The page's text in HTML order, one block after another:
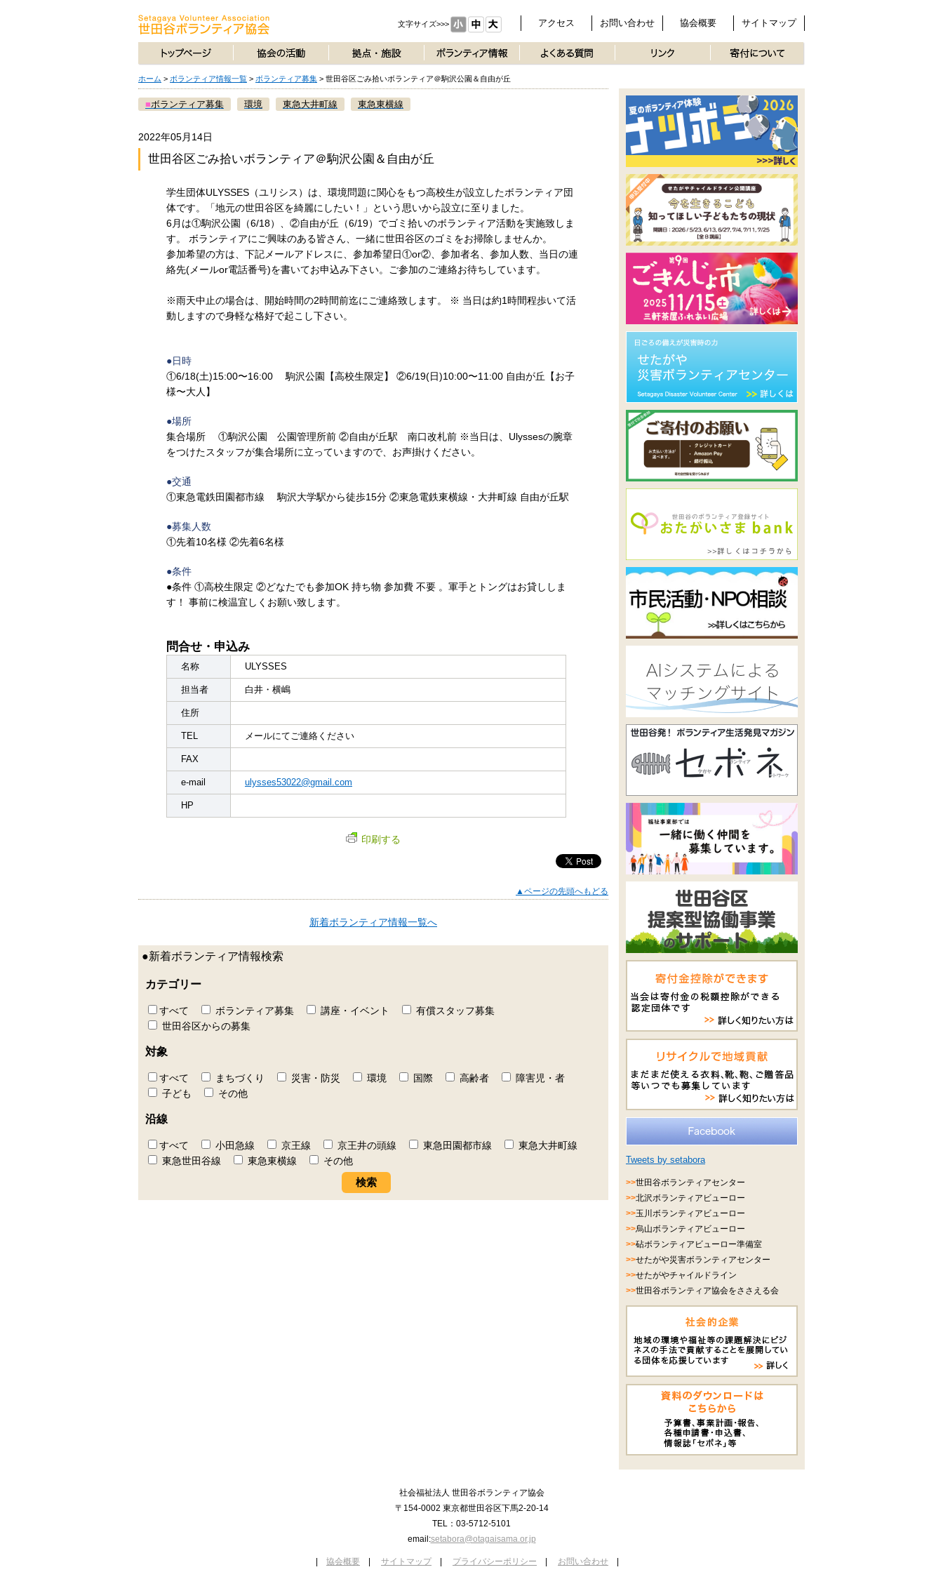
サイトマップ
協会概要
お問い合わせ
アクセス
文字サイズ>>>
ホーム > ボランティア情報一覧 > ボランティア募集 > 世田谷区ごみ拾いボランティア＠駒沢公園＆自由が丘
■ボランティア募集 環境 東急大井町線 東急東横線
2022年05月14日
世田谷区ごみ拾いボランティア＠駒沢公園＆自由が丘
学生団体ULYSSES（ユリシス）は、環境問題に関心をもつ高校生が設立したボランティア団
体です。「地元の世田谷区を綺麗にしたい！」という思いから設立に至りました。
6月は①駒沢公園（6/18）、②自由が丘（6/19）でゴミ拾いのボランティア活動を実施致しま
す。 ボランティアにご興味のある皆さん、一緒に世田谷区のゴミをお掃除しませんか。
参加希望の方は、下記メールアドレスに、参加希望日①or②、参加者名、参加人数、当日の連
絡先(メールor電話番号)を書いてお申込み下さい。ご参加のご連絡お待ちしています。
※雨天中止の場合は、開始時間の2時間前迄にご連絡致します。 ※ 当日は約1時間程歩いて活
動しますので身軽な格好で起こし下さい。
●日時
①6/18(土)15:00〜16:00 駒沢公園【高校生限定】 ②6/19(日)10:00〜11:00 自由が丘【お子
様〜大人】
●場所
集合場所 ①駒沢公園 公園管理所前 ②自由が丘駅 南口改札前 ※当日は、Ulyssesの腕章
をつけたスタッフが集合場所に立っていますので、お声掛けください。
●交通
①東急電鉄田園都市線 駒沢大学駅から徒歩15分 ②東急電鉄東横線・大井町線 自由が丘駅
●募集人数
①先着10名様 ②先着6名様
●条件
●条件 ①高校生限定 ②どなたでも参加OK 持ち物 参加費 不要 。軍手とトングはお貸ししま
す！ 事前に検温宜しくお願い致します。
問合せ・申込み
名称 ULYSSES
担当者 白井・横嶋
住所
TEL メールにてご連絡ください
FAX
e-mail ulysses53022@gmail.com
HP
印刷する
▲ページの先頭へもどる
新着ボランティア情報一覧へ
●新着ボランティア情報検索
カテゴリー
すべて ボランティア募集 講座・イベント
有償スタッフ募集
世田谷区からの募集
対象
すべて まちづくり 災害・防災 環境 国際 高齢者
障害児・者
子ども
その他
沿線
すべて 小田急線 京王線 京王井の頭線 東急田園都市線
東急大井町線
東急世田谷線
東急東横線 その他 Tweets by setabora
>>世田谷ボランティアセンター
>>北沢ボランティアビューロー
>>玉川ボランティアビューロー
>>烏山ボランティアビューロー
>>砧ボランティアビューロー準備室
>>せたがや災害ボランティアセンター
>>せたがやチャイルドライン
>>世田谷ボランティア協会をささえる会
社会福祉法人 世田谷ボランティア協会
〒154-0002 東京都世田谷区下馬2-20-14
TEL：03-5712-5101
email:setabora@otagaisama.or.jp
協会概要 サイトマップ プライバシーポリシー お問い合わせ